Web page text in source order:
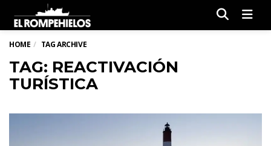
HOME TAG ARCHIVE
TAG: REACTIVACIÓN
TURÍSTICA